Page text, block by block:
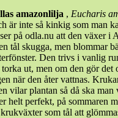
amazonlilja , Eucharis
är inte så kinkig som man
på odla.nu att den växer i
tål skugga, men blommar
Den trivs i vanlig
ut, men om den gör det
när den åter vattnas.
vilar plantan så då ska man
helt perfekt, på sommaren
som tål att